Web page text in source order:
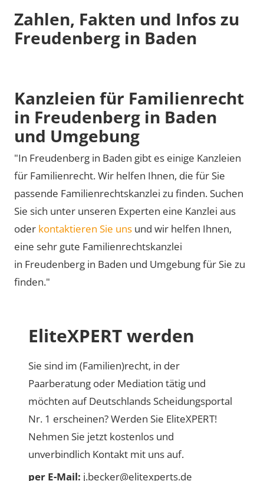
Zahlen, Fakten und Infos zu
Freudenberg in Baden
Kanzleien für Familienrecht
in Freudenberg in Baden
und Umgebung
"In Freudenberg in Baden gibt es einige Kanzleien
für Familienrecht. Wir helfen Ihnen, die für Sie
passende Familienrechtskanzlei zu finden. Suchen
Sie sich unter unseren Experten eine Kanzlei aus
oder kontaktieren Sie uns und wir helfen Ihnen,
eine sehr gute Familienrechtskanzlei
in Freudenberg in Baden und Umgebung für Sie zu
finden."
EliteXPERT werden
Sie sind im (Familien)recht, in der
Paarberatung oder Mediation tätig und
möchten auf Deutschlands Scheidungsportal
Nr. 1 erscheinen? Werden Sie EliteXPERT!
Nehmen Sie jetzt kostenlos und
unverbindlich Kontakt mit uns auf.
per E-Mail: j.becker@elitexperts.de